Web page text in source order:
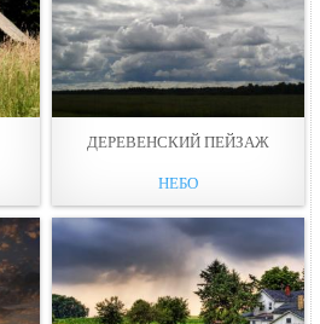
ДЕРЕВЕНСКИЙ ПЕЙЗАЖ
НЕБО